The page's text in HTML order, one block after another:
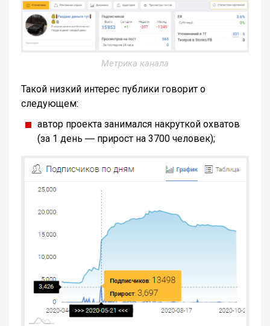
Метрика канала
Такой низкий интерес публики говорит о
следующем:
автор проекта занимался накруткой охватов
(за 1 день ― прирост на 3700 человек);